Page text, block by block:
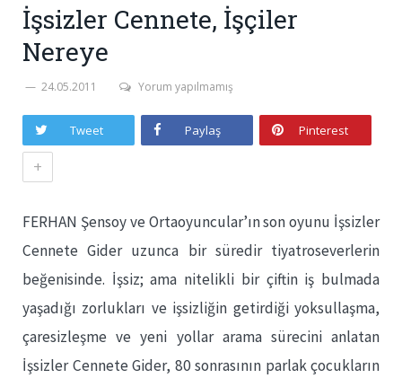
İşsizler Cennete, İşçiler
Nereye
24.05.2011 Yorum yapılmamış
Tweet Paylaş Pinterest
+
FERHAN Şensoy ve Ortaoyuncular’ın son oyunu İşsizler
Cennete Gider uzunca bir süredir tiyatroseverlerin
beğenisinde. İşsiz; ama nitelikli bir çiftin iş bulmada
yaşadığı zorlukları ve işsizliğin getirdiği yoksullaşma,
çaresizleşme ve yeni yollar arama sürecini anlatan
İşsizler Cennete Gider, 80 sonrasının parlak çocukların